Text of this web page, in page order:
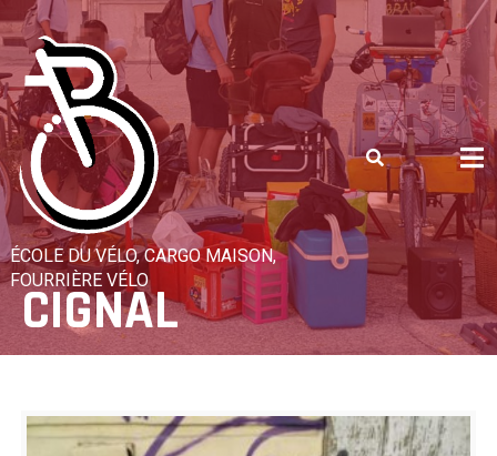
Skip
to
content
ÉCOLE DU VÉLO, CARGO MAISON,
FOURRIÈRE VÉLO
CIGNAL